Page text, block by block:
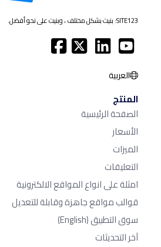
SITE123: بنيت بشكل مختلف ، وبنيت على نحو أفضل.
العربية
المنتج
الصفحة الرئيسية
الأسعار
الميزات
التعليقات
امثلة على انواع المواقع الالكترونية
قوالب مواقع جاهزة وقابلة للتعديل
سوق التطبيق(English)
آخر التحديثات